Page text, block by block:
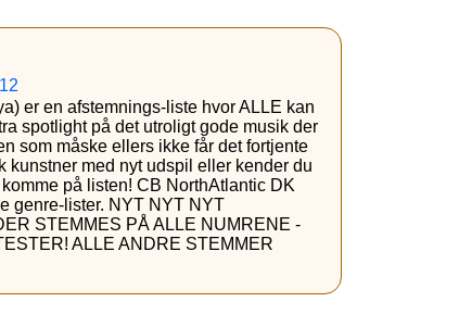
er en afstemnings-liste hvor ALLE kan
spotlight på det utroligt gode musik der
som måske ellers ikke får det fortjente
med nyt udspil eller kender du
på listen! CB NorthAtlantic DK
genre-lister. NYT NYT NYT
STEMMES PÅ ALLE NUMRENE -
ALLE ANDRE STEMMER